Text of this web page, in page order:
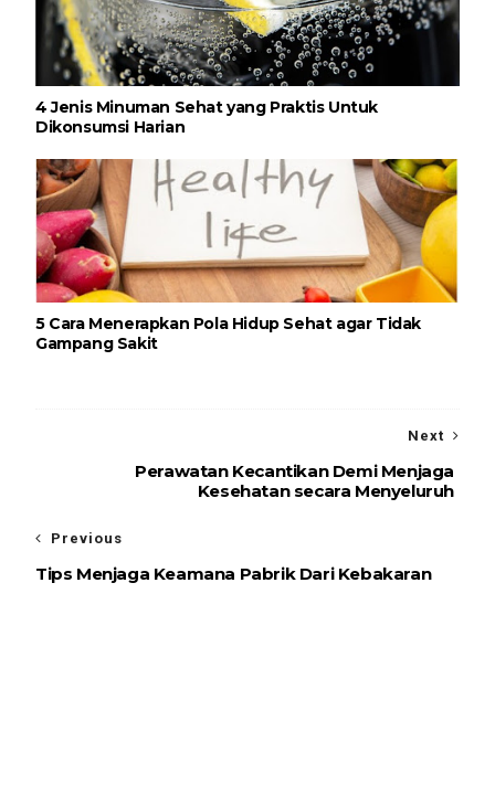
4 Jenis Minuman Sehat yang Praktis Untuk
Dikonsumsi Harian
5 Cara Menerapkan Pola Hidup Sehat agar Tidak
Gampang Sakit
Next
Perawatan Kecantikan Demi Menjaga
Kesehatan secara Menyeluruh
Previous
Tips Menjaga Keamana Pabrik Dari Kebakaran